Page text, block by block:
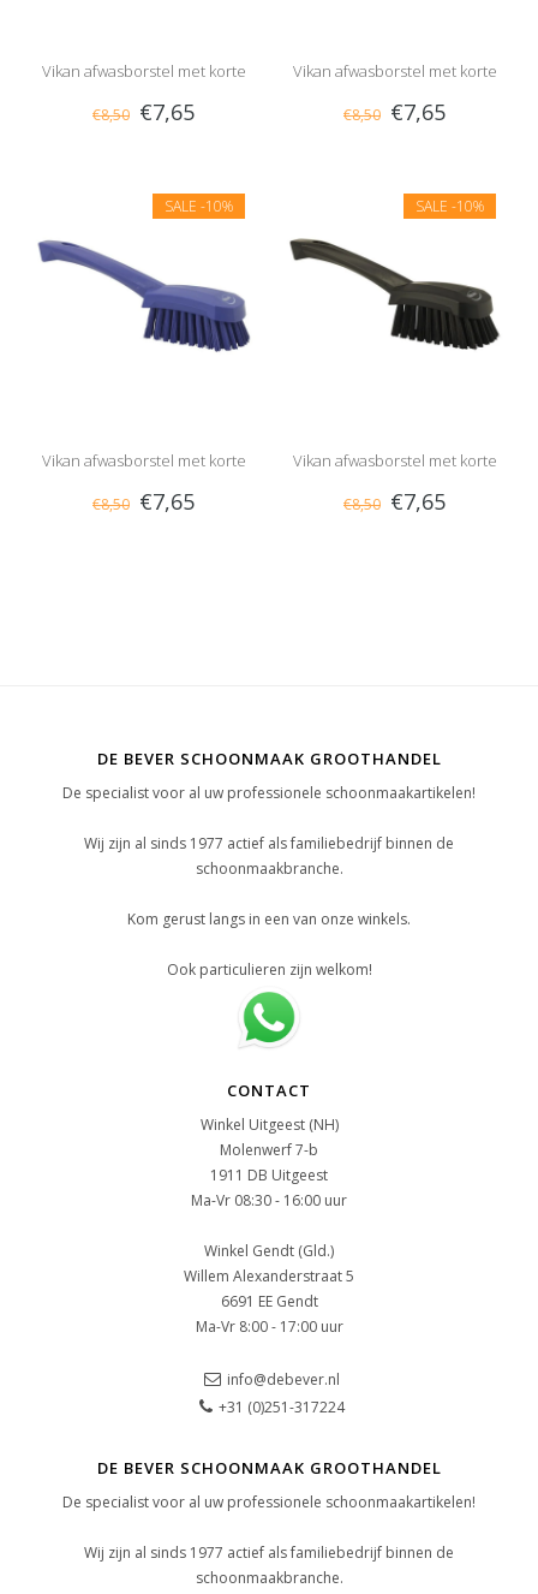
Vikan afwasborstel met korte
steel, hard
€8,50 €7,65
Vikan afwasborstel met korte
steel, hard
€8,50 €7,65
SALE -10%
Vikan afwasborstel met korte
steel, hard
€8,50 €7,65
SALE -10%
Vikan afwasborstel met korte
steel, hard
€8,50 €7,65
DE BEVER SCHOONMAAK GROOTHANDEL
De specialist voor al uw professionele schoonmaakartikelen!
Wij zijn al sinds 1977 actief als familiebedrijf binnen de
schoonmaakbranche.
Kom gerust langs in een van onze winkels.
Ook particulieren zijn welkom!
CONTACT
Winkel Uitgeest (NH)
Molenwerf 7-b
1911 DB Uitgeest
Ma-Vr 08:30 - 16:00 uur
Winkel Gendt (Gld.)
Willem Alexanderstraat 5
6691 EE Gendt
Ma-Vr 8:00 - 17:00 uur
info@debever.nl
+31 (0)251-317224
DE BEVER SCHOONMAAK GROOTHANDEL
De specialist voor al uw professionele schoonmaakartikelen!
Wij zijn al sinds 1977 actief als familiebedrijf binnen de
schoonmaakbranche.